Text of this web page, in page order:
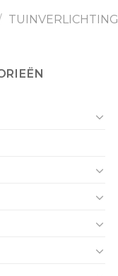
TUINVERLICHTING